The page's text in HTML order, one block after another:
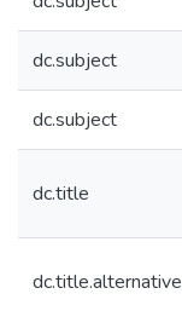
dc.subject
dc.subject
dc.title
dc.title.alternative